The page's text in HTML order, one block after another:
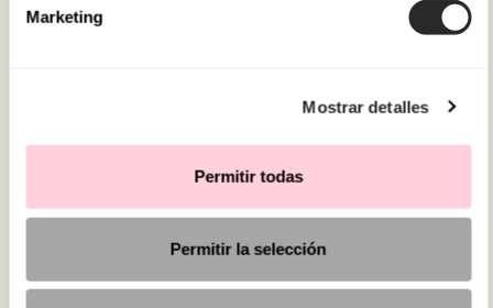
Marketing
Mostrar detalles
Permitir todas
Permitir la selección
HAI BISOGNO DI AIUTO?
PUNTI VENDITA